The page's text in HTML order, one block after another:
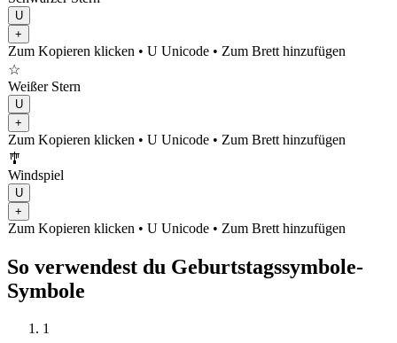
U
+
Zum Kopieren klicken • U Unicode • Zum Brett hinzufügen
☆
Weißer Stern
U
+
Zum Kopieren klicken • U Unicode • Zum Brett hinzufügen
🎐
Windspiel
U
+
Zum Kopieren klicken • U Unicode • Zum Brett hinzufügen
So verwendest du Geburtstagssymbole-
Symbole
1